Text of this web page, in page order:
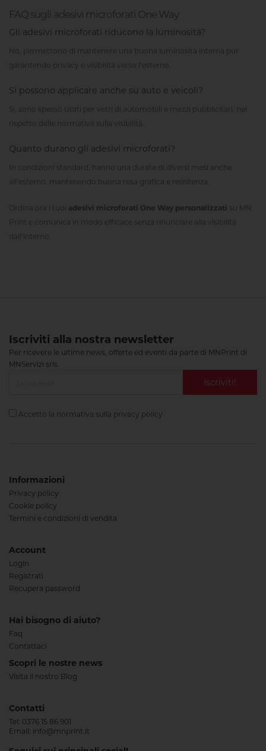
FAQ sugli adesivi microforati One Way
Gli adesivi microforati riducono la luminosità?
No, permettono di mantenere una buona luminosità interna pur
garantendo privacy e visibilità verso l’esterno.
Si possono applicare anche su auto e veicoli?
Sì, sono spesso usati per vetri di automobili e mezzi pubblicitari, nel
rispetto delle normative sulla visibilità.
Quanto durano gli adesivi microforati?
In condizioni standard, hanno una durata di diversi mesi anche
all’esterno, mantenendo buona resa grafica e resistenza.
Ordina ora i tuoi adesivi microforati One Way personalizzati su MN
Print e comunica in modo efficace senza rinunciare alla visibilità
dall’interno.
Iscriviti alla nostra newsletter
Per ricevere le ultime news, offerte ed eventi da parte di MNPrint di
MNServizi srls.
Iscriviti!
Accetto la normativa sulla privacy policy
Informazioni
Privacy policy
Cookie policy
Termini e condizioni di vendita
Account
Login
Registrati
Recupera password
Hai bisogno di aiuto?
Faq
Contattaci
Scopri le nostre news
Visita il nostro Blog
Contatti
Tel: 0376 15 86 901
Email: info@mnprint.it